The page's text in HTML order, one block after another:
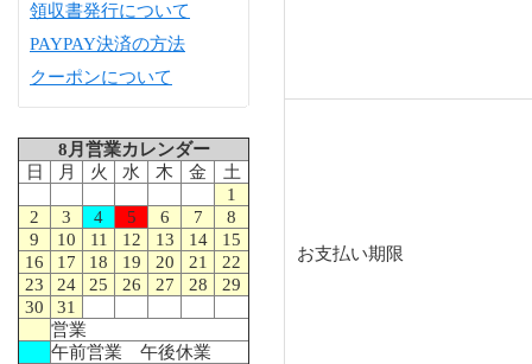
領収書発行について
PAYPAY決済の方法
クーポンについて
8月営業カレンダー
日
月 火 水 木 金
土
1
2
3 4 5 6 7
8
9
10 11 12 13 14
15
16
17 18 19 20 21
22
23
24 25 26 27 28
29
30
31
営業
午前営業 午後休業
お支払い期限